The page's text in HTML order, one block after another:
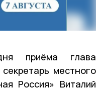
приёма глава
местного
Россия» Виталий